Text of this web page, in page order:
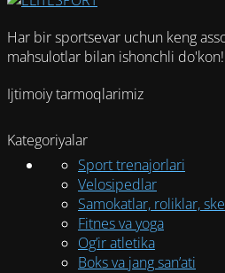
выбрать
на
странице
товара.
Har bir sportsevar uchun keng
mahsulotlar bilan ishonchli do'kon!
Ijtimoiy tarmoqlarimiz
Kategoriyalar
Sport trenajorlari
Velosipedlar
Samokatlar, roliklar,
Fitnes va yoga
Og’ir atletika
Boks va jang san’ati